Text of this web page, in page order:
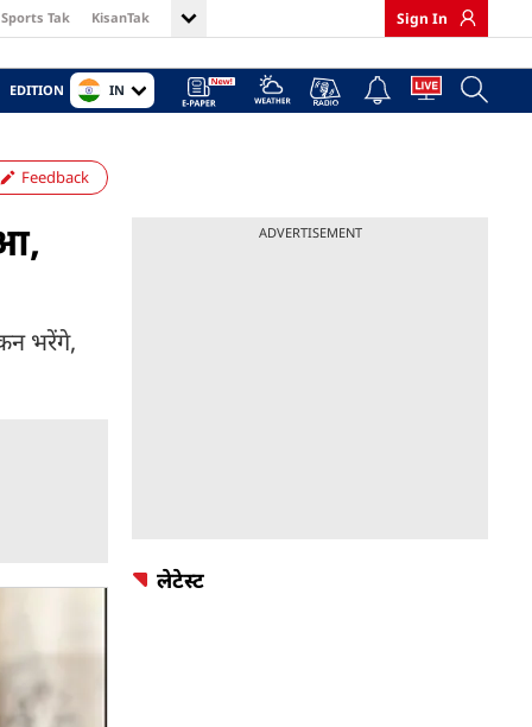
Sports Tak KisanTak Sign In
EDITION IN
Feedback
भरेंगे,
ADVERTISEMENT
लेटेस्ट